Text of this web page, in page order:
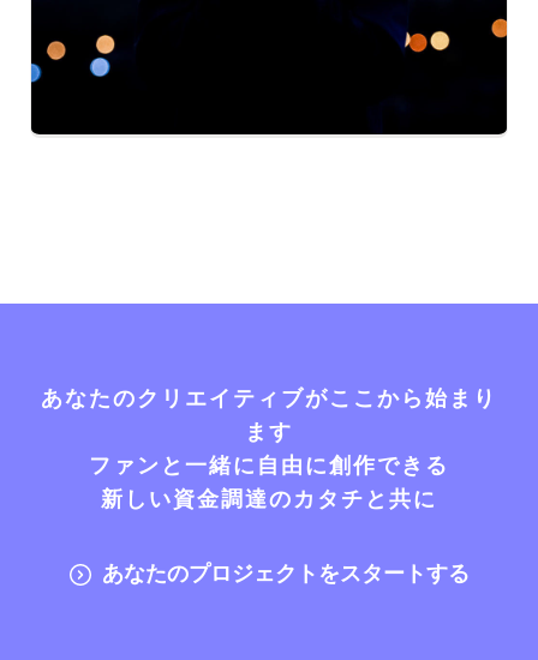
あなたのクリエイティブがここから始まり
ます
ファンと一緒に自由に創作できる
新しい資金調達のカタチと共に
あなたのプロジェクトをスタートする